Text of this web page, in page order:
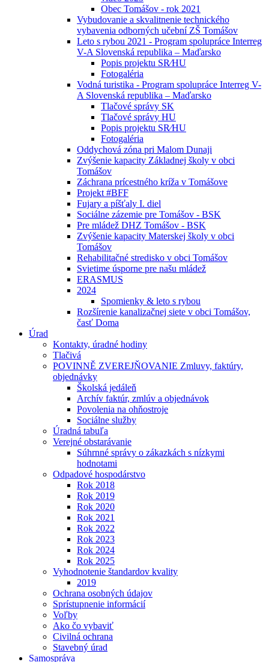
Obec Tomášov - rok 2021
Vybudovanie a skvalitnenie technického
vybavenia odborných učební ZŠ Tomášov
Leto s rybou 2021 - Program spolupráce Interreg
V-A Slovenská republika – Maďarsko
Popis projektu SR⁄HU
Fotogaléria
Vodná turistika - Program spolupráce Interreg V-
A Slovenská republika – Maďarsko
Tlačové správy SK
Tlačové správy HU
Popis projektu SR⁄HU
Fotogaléria
Oddychová zóna pri Malom Dunaji
Zvýšenie kapacity Základnej školy v obci
Tomášov
Záchrana prícestného kríža v Tomášove
Projekt #BFF
Fujary a píšťaly I. diel
Sociálne zázemie pre Tomášov - BSK
Pre mládež DHZ Tomášov - BSK
Zvýšenie kapacity Materskej školy v obci
Tomášov
Rehabilitačné stredisko v obci Tomášov
Svietime úsporne pre našu mládež
ERASMUS
2024
Spomienky & leto s rybou
Rozšírenie kanalizačnej siete v obci Tomášov,
časť Doma
Úrad
Kontakty, úradné hodiny
Tlačivá
POVINNĚ ZVEREJŇOVANIE Zmluvy, faktúry,
objednávky
Školská jedáleň
Archív faktúr, zmlúv a objednávok
Povolenia na ohňostroje
Sociálne služby
Úradná tabuľa
Verejné obstarávanie
Súhrnné správy o zákazkách s nízkymi
hodnotami
Odpadové hospodárstvo
Rok 2018
Rok 2019
Rok 2020
Rok 2021
Rok 2022
Rok 2023
Rok 2024
Rok 2025
Vyhodnotenie štandardov kvality
2019
Ochrana osobných údajov
Sprístupnenie informácií
Voľby
Ako čo vybaviť
Civilná ochrana
Stavebný úrad
Samospráva